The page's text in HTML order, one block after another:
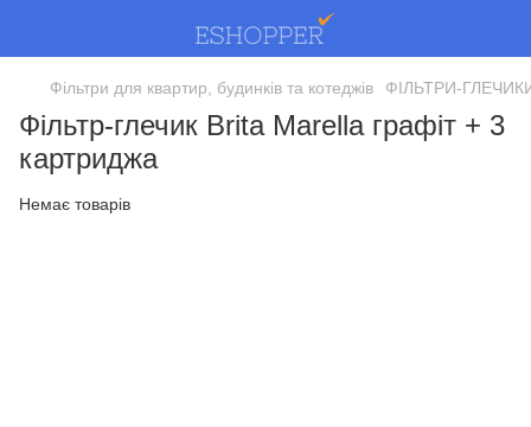
Фільтри для квартир, будинків та котеджів ФІЛЬТРИ-
Фільтр-глечик Brita Marella графіт + 3
картриджа
Немає товарів